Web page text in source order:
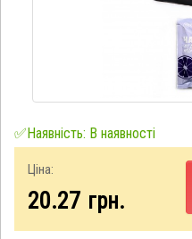
✅Наявність: В наявності
Ціна:
20.27 грн.